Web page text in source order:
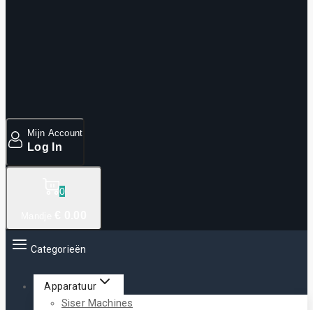
Mijn Account
Log In
0
Categorieën
Apparatuur
Siser Machines